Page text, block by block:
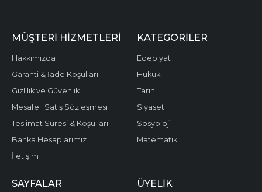
MÜŞTERI HIZMETLERI
Hakkımızda
Garanti & İade Koşulları
Gizlilik ve Güvenlik
Mesafeli Satış Sözleşmesi
Teslimat Süresi & Koşulları
Banka Hesaplarımız
İletişim
KATEGORILER
Edebiyat
Hukuk
Tarih
Siyaset
Sosyoloji
Matematik
SAYFALAR ÜYELIK